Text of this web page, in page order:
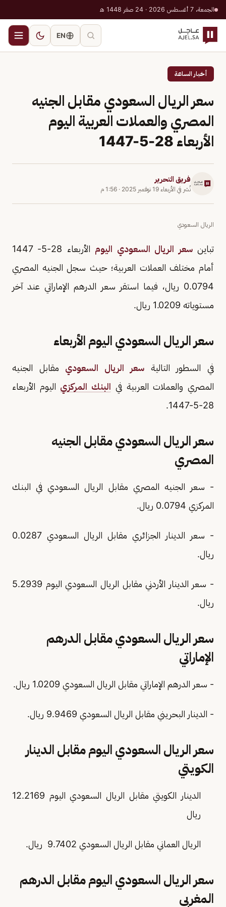
الجمعة، 7 أغسطس 2026 · 24 صفر 1448 هـ
EN
أخبار الساعة
سعر الريال السعودي مقابل الجنيه
المصري والعملات العربية اليوم
الأربعاء 28-5-1447
فريق التحرير
نُشر في الأربعاء 19 نوفمبر 2025 · 1:56 م
الريال السعودي
تباينسعر الريال السعودي اليوم
الأربعاء 28-5- 1447
أمام مختلف العملات العربية؛ حيث سجل الجنيه المصري
0.0794 ريال، فيما استقر سعر الدرهم الإماراتي عند آخر
مستوياته 1.0209 ريال.
سعر الريال السعودي اليوم الأربعاء
في السطور التاليةسعر الريال السعودي مقابل الجنيه
المصري والعملات العربية في البنك المركزي اليوم الأربعاء
28-5-1447.
سعر الريال السعودي مقابل الجنيه
المصري
- سعر الجنيه المصري مقابل الريال السعودي في البنك
المركزي 0.0794 ريال.
- سعر الدينار الجزائري مقابل الريال السعودي 0.0287
ريال.
- سعر الدينار الأردني مقابل الريال السعودي اليوم 5.2939
ريال.
سعر الريال السعودي مقابل الدرهم
الإماراتي
- سعر الدرهم الإماراتي مقابل الريال السعودي 1.0209 ريال.
- الدينار البحريني مقابل الريال السعودي 9.9469 ريال.
سعر الريال السعودي اليوم مقابل الدينار
الكويتي
الدينار الكويتي مقابل الريال السعودي اليوم 12.2169
ريال
الريال العماني مقابل الريال السعودي 9.7402 ريال.
سعر الريال السعودي اليوم مقابل الدرهم
المغربي